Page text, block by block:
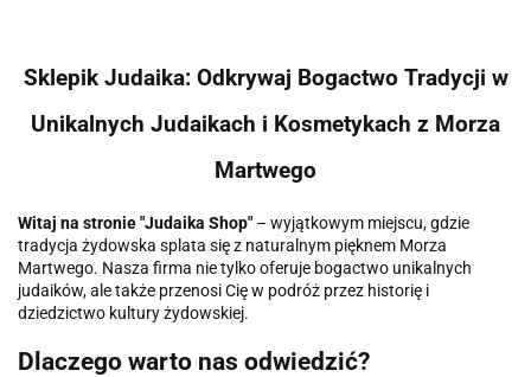
Sklepik Judaika: Odkrywaj Bogactwo Tradycji w
Unikalnych Judaikach i Kosmetykach z Morza
Martwego
Witaj na stronie "Judaika Shop" – wyjątkowym miejscu, gdzie
tradycja żydowska splata się z naturalnym pięknem Morza
Martwego. Nasza firma nie tylko oferuje bogactwo unikalnych
judaików, ale także przenosi Cię w podróż przez historię i
dziedzictwo kultury żydowskiej.
Dlaczego warto nas odwiedzić?